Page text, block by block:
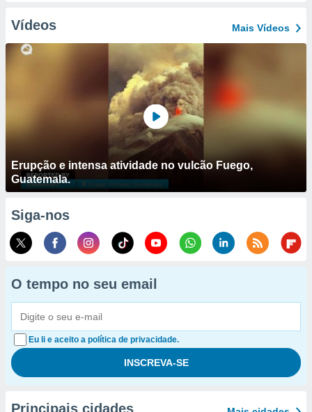
Vídeos Mais Vídeos
Erupção e intensa atividade no vulcão Fuego,
Guatemala.
Siga-nos
O tempo no seu email
Eu li e aceito a política de privacidade.
Principais cidades